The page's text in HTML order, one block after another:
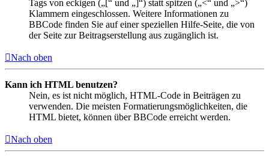
Tags von eckigen („[“ und „]“) statt spitzen („<“ und „>“)
Klammern eingeschlossen. Weitere Informationen zu
BBCode finden Sie auf einer speziellen Hilfe-Seite, die von
der Seite zur Beitragserstellung aus zugänglich ist.
Nach oben
Kann ich HTML benutzen?
Nein, es ist nicht möglich, HTML-Code in Beiträgen zu
verwenden. Die meisten Formatierungsmöglichkeiten, die
HTML bietet, können über BBCode erreicht werden.
Nach oben